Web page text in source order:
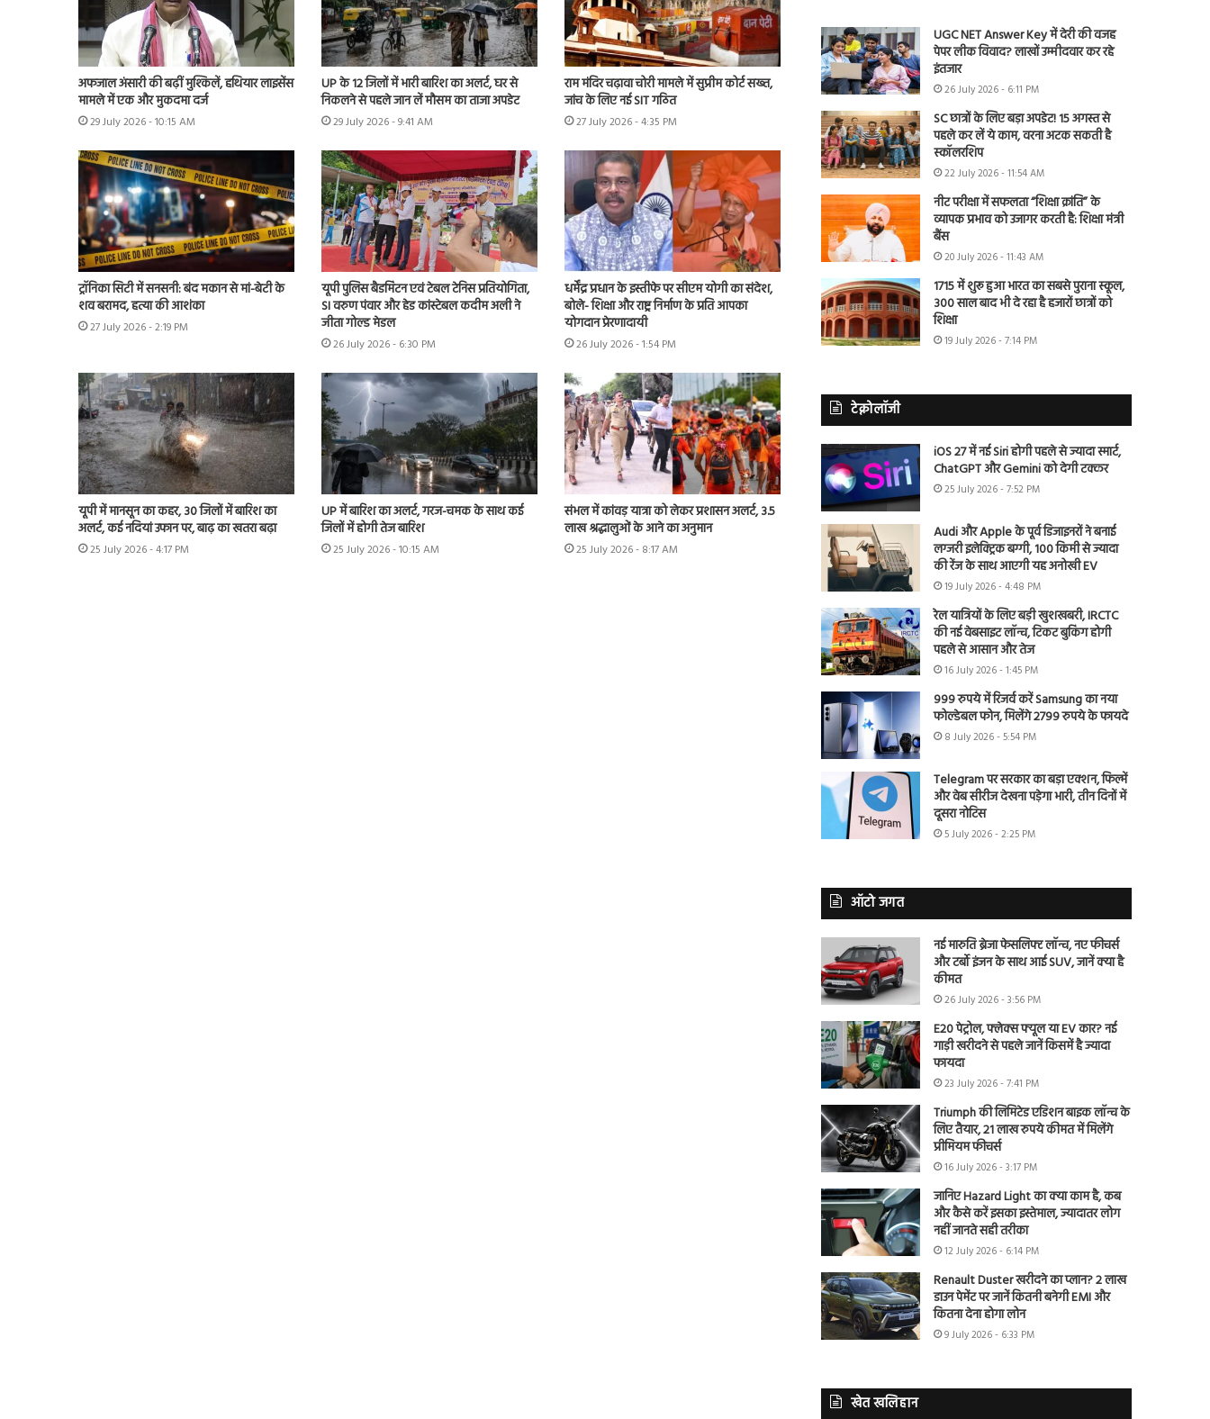
अफजाल अंसारी की बढ़ीं मुश्किलें, हथियार लाइसेंस
मामले में एक और मुकदमा दर्ज
29 July 2026 - 10:15 AM
UP के 12 जिलों में भारी बारिश का अलर्ट, घर से
निकलने से पहले जान लें मौसम का ताजा अपडेट
29 July 2026 - 9:41 AM
राम मंदिर चढ़ावा चोरी मामले में सुप्रीम कोर्ट सख्त,
जांच के लिए नई SIT गठित
27 July 2026 - 4:35 PM
ट्रॉनिका सिटी में सनसनी: बंद मकान से मां-बेटी के
शव बरामद, हत्या की आशंका
27 July 2026 - 2:19 PM
यूपी पुलिस बैडमिंटन एवं टेबल टेनिस प्रतियोगिता,
SI वरुण पंवार और हेड कांस्टेबल कदीम अली ने
जीता गोल्ड मेडल
26 July 2026 - 6:30 PM
धर्मेंद्र प्रधान के इस्तीफे पर सीएम योगी का संदेश,
बोले- शिक्षा और राष्ट्र निर्माण के प्रति आपका
योगदान प्रेरणादायी
26 July 2026 - 1:54 PM
यूपी में मानसून का कहर, 30 जिलों में बारिश का
अलर्ट, कई नदियां उफान पर, बाढ़ का खतरा बढ़ा
25 July 2026 - 4:17 PM
UP में बारिश का अलर्ट, गरज-चमक के साथ कई
जिलों में होगी तेज बारिश
25 July 2026 - 10:15 AM
संभल में कांवड़ यात्रा को लेकर प्रशासन अलर्ट, 3.5
लाख श्रद्धालुओं के आने का अनुमान
25 July 2026 - 8:17 AM
UGC NET Answer Key में देरी की वजह
पेपर लीक विवाद? लाखों उम्मीदवार कर रहे
इंतजार
26 July 2026 - 6:11 PM
SC छात्रों के लिए बड़ा अपडेट! 15 अगस्त से
पहले कर लें ये काम, वरना अटक सकती है
स्कॉलरशिप
22 July 2026 - 11:54 AM
नीट परीक्षा में सफलता “शिक्षा क्रांति” के
व्यापक प्रभाव को उजागर करती है: शिक्षा मंत्री
बैंस
20 July 2026 - 11:43 AM
1715 में शुरू हुआ भारत का सबसे पुराना स्कूल,
300 साल बाद भी दे रहा है हजारों छात्रों को
शिक्षा
19 July 2026 - 7:14 PM
टेक्नोलॉजी
iOS 27 में नई Siri होगी पहले से ज्यादा स्मार्ट,
ChatGPT और Gemini को देगी टक्कर
25 July 2026 - 7:52 PM
Audi और Apple के पूर्व डिजाइनरों ने बनाई
लग्जरी इलेक्ट्रिक बग्गी, 100 किमी से ज्यादा
की रेंज के साथ आएगी यह अनोखी EV
19 July 2026 - 4:48 PM
रेल यात्रियों के लिए बड़ी खुशखबरी, IRCTC
की नई वेबसाइट लॉन्च, टिकट बुकिंग होगी
पहले से आसान और तेज
16 July 2026 - 1:45 PM
999 रुपये में रिजर्व करें Samsung का नया
फोल्डेबल फोन, मिलेंगे 2799 रुपये के फायदे
8 July 2026 - 5:54 PM
Telegram पर सरकार का बड़ा एक्शन, फिल्में
और वेब सीरीज देखना पड़ेगा भारी, तीन दिनों में
दूसरा नोटिस
5 July 2026 - 2:25 PM
ऑटो जगत
नई मारुति ब्रेजा फेसलिफ्ट लॉन्च, नए फीचर्स
और टर्बो इंजन के साथ आई SUV, जानें क्या है
कीमत
26 July 2026 - 3:56 PM
E20 पेट्रोल, फ्लेक्स फ्यूल या EV कार? नई
गाड़ी खरीदने से पहले जानें किसमें है ज्यादा
फायदा
23 July 2026 - 7:41 PM
Triumph की लिमिटेड एडिशन बाइक लॉन्च के
लिए तैयार, 21 लाख रुपये कीमत में मिलेंगे
प्रीमियम फीचर्स
16 July 2026 - 3:17 PM
जानिए Hazard Light का क्या काम है, कब
और कैसे करें इसका इस्तेमाल, ज्यादातर लोग
नहीं जानते सही तरीका
12 July 2026 - 6:14 PM
Renault Duster खरीदने का प्लान? 2 लाख
डाउन पेमेंट पर जानें कितनी बनेगी EMI और
कितना देना होगा लोन
9 July 2026 - 6:33 PM
खेत खलिहान